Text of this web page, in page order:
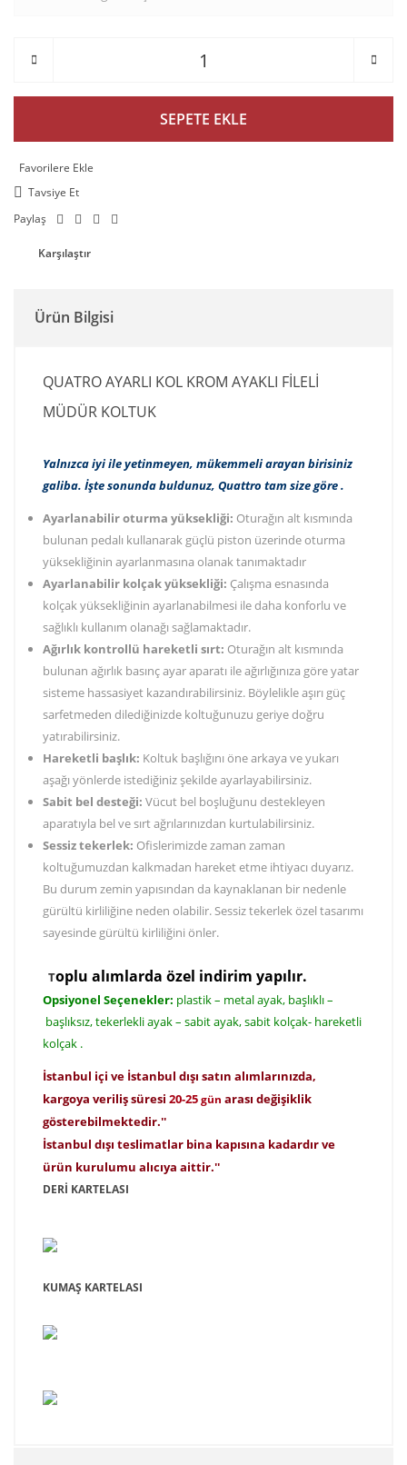
SEPETE EKLE
Tavsiye Et
Paylaş
Karşılaştır
Ürün Bilgisi
QUATRO AYARLI KOL KROM AYAKLI FILELI
MÜDÜR KOLTUK
Yalnızca iyi ile yetinmeyen, mükemmeli arayan birisiniz
galiba. İşte sonunda buldunuz, Quattro tam size göre .
Ayarlanabilir oturma yüksekliği: Oturağın alt kısmında
bulunan pedalı kullanarak güçlü piston üzerinde oturma
yüksekliğinin ayarlanmasına olanak tanımaktadır
Ayarlanabilir kolçak yüksekliği: Çalışma esnasında
kolçak yüksekliğinin ayarlanabilmesi ile daha konforlu ve
sağlıklı kullanım olanağı sağlamaktadır.
Ağırlık kontrollü hareketli sırt: Oturağın alt kısmında
bulunan ağırlık basınç ayar aparatı ile ağırlığınıza göre yatar
sisteme hassasiyet kazandırabilirsiniz. Böylelikle aşırı güç
sarfetmeden dilediğinizde koltuğunuzu geriye doğru
yatırabilirsiniz.
Hareketli başlık: Koltuk başlığını öne arkaya ve yukarı
aşağı yönlerde istediğiniz şekilde ayarlayabilirsiniz.
Sabit bel desteği: Vücut bel boşluğunu destekleyen
aparatıyla bel ve sırt ağrılarınızdan kurtulabilirsiniz.
Sessiz tekerlek: Ofislerimizde zaman zaman
koltuğumuzdan kalkmadan hareket etme ihtiyacı duyarız.
Bu durum zemin yapısından da kaynaklanan bir nedenle
gürültü kirliliğine neden olabilir. Sessiz tekerlek özel tasarımı
sayesinde gürültü kirliliğini önler.
Toplu alımlarda özel indirim yapılır.
Opsiyonel Seçenekler: plastik – metal ayak, başlıklı –
başlıksız, tekerlekli ayak – sabit ayak, sabit kolçak- hareketli
kolçak .
İstanbul içi ve İstanbul dışı satın alımlarınızda,
kargoya veriliş süresi 20-25gün arası değişiklik
gösterebilmektedir.''
İstanbul dışı teslimatlar bina kapısına kadardır ve
ürün kurulumu alıcıya aittir.''
DERİ KARTELASI
KUMAŞ KARTELASI